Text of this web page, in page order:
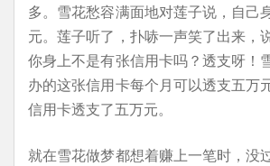
多。雪花愁容满面地对莲子说，自己
元。莲子听了，扑哧一声笑了出来，
你身上不是有张信用卡吗？透支呀！
办的这张信用卡每个月可以透支五万
信用卡透支了五万元。
就在雪花做梦都想着赚上一笔时，没